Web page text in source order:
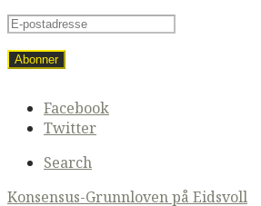
Secondary
navigation
Facebook
Twitter
Search
Konsensus-Grunnloven på Eidsvoll